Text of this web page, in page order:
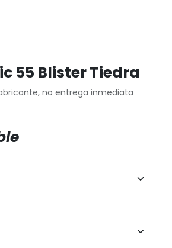
55 Blister Tiedra
no entrega inmediata